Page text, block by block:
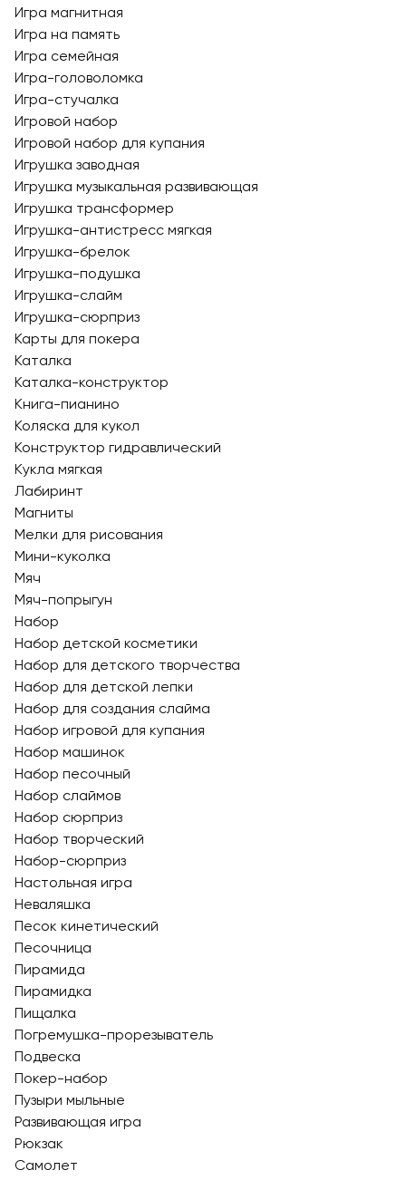
Игра магнитная
Игра на память
Игра семейная
Игра-головоломка
Игра-стучалка
Игровой набор
Игровой набор для купания
Игрушка заводная
Игрушка музыкальная развивающая
Игрушка трансформер
Игрушка-антистресс мягкая
Игрушка-брелок
Игрушка-подушка
Игрушка-слайм
Игрушка-сюрприз
Карты для покера
Каталка
Каталка-конструктор
Книга-пианино
Коляска для кукол
Конструктор гидравлический
Кукла мягкая
Лабиринт
Магниты
Мелки для рисования
Мини-куколка
Мяч
Мяч-попрыгун
Набор
Набор детской косметики
Набор для детского творчества
Набор для детской лепки
Набор для создания слайма
Набор игровой для купания
Набор машинок
Набор песочный
Набор слаймов
Набор сюрприз
Набор творческий
Набор-сюрприз
Настольная игра
Неваляшка
Песок кинетический
Песочница
Пирамида
Пирамидка
Пищалка
Погремушка-прорезыватель
Подвеска
Покер-набор
Пузыри мыльные
Развивающая игра
Рюкзак
Самолет